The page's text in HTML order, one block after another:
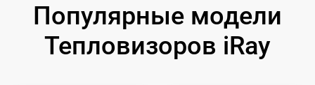
Популярные модели
Тепловизоров iRay